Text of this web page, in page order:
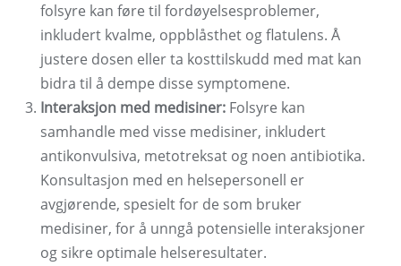
folsyre kan føre til fordøyelsesproblemer,
inkludert kvalme, oppblåsthet og flatulens. Å
justere dosen eller ta kosttilskudd med mat kan
bidra til å dempe disse symptomene.
Interaksjon med medisiner: Folsyre kan
samhandle med visse medisiner, inkludert
antikonvulsiva, metotreksat og noen antibiotika.
Konsultasjon med en helsepersonell er
avgjørende, spesielt for de som bruker
medisiner, for å unngå potensielle interaksjoner
og sikre optimale helseresultater.